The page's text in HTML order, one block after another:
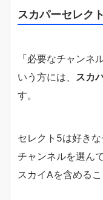
スカパーセレク
「必要なチャンネ
いう方には、 スカ
す。
セレクト5は好き
チャンネルを選ん
スカイAを含めるこ